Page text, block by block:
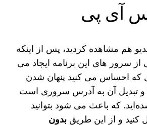
آی پی
هم مشاهده کردید، پس از اینکه
از سرور های این برنامه ایجاد می‌
که احساس می‌ کنید پنهان شدن
و تبدیل آن به آدرس سروری است
که باعث می‌ شود بتوانید
کنید و از این طریقبدون